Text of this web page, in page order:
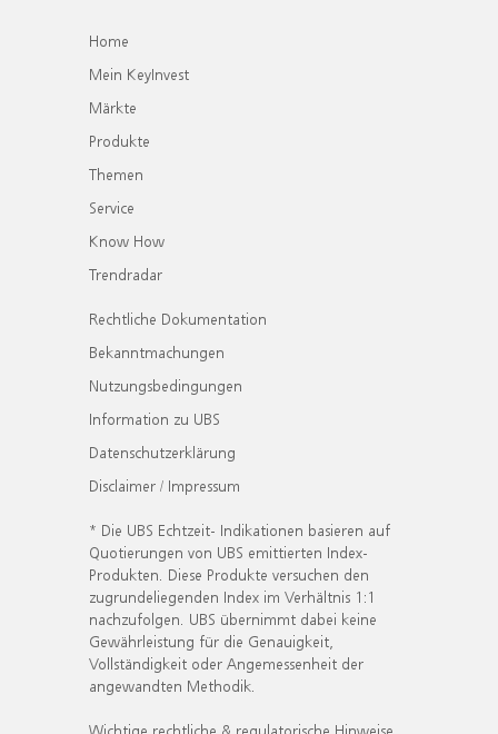
Home
Mein KeyInvest
Märkte
Produkte
Themen
Service
Know How
Trendradar
Rechtliche Dokumentation
Bekanntmachungen
Nutzungsbedingungen
Information zu UBS
Datenschutzerklärung
Disclaimer / Impressum
* Die UBS Echtzeit- Indikationen basieren auf
Quotierungen von UBS emittierten Index-
Produkten. Diese Produkte versuchen den
zugrundeliegenden Index im Verhältnis 1:1
nachzufolgen. UBS übernimmt dabei keine
Gewährleistung für die Genauigkeit,
Vollständigkeit oder Angemessenheit der
angewandten Methodik.